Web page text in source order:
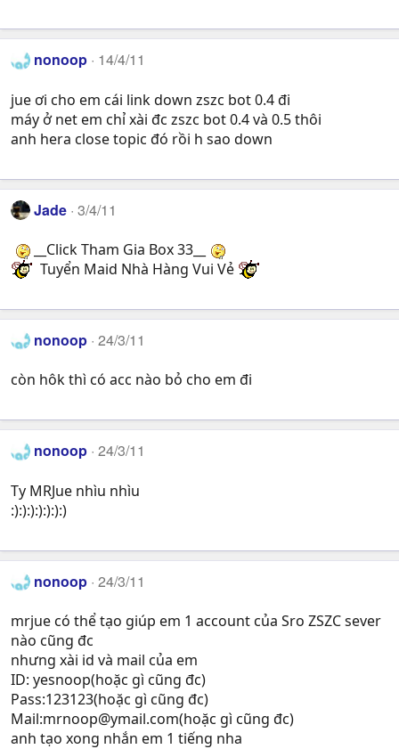
nonoop 14/4/11
jue ơi cho em cái link down zszc bot 0.4 đi
máy ở net em chỉ xài đc zszc bot 0.4 và 0.5 thôi
anh hera close topic đó rồi h sao down
Jade 3/4/11
__Click Tham Gia Box 33__
Tuyển Maid Nhà Hàng Vui Vẻ
nonoop 24/3/11
còn hôk thì có acc nào bỏ cho em đi
nonoop 24/3/11
Ty MRJue nhìu nhìu
:):):):):):):)
nonoop 24/3/11
mrjue có thể tạo giúp em 1 account của Sro ZSZC sever
nào cũng đc
nhưng xài id và mail của em
ID: yesnoop(hoặc gì cũng đc)
Pass:123123(hoặc gì cũng đc)
Mail:mrnoop@ymail.com(hoặc gì cũng đc)
anh tạo xong nhắn em 1 tiếng nha